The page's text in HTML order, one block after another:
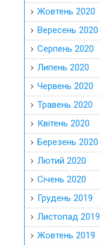
Жовтень 2020
Вересень 2020
Серпень 2020
Липень 2020
Червень 2020
Травень 2020
Квітень 2020
Березень 2020
Лютий 2020
Січень 2020
Грудень 2019
Листопад 2019
Жовтень 2019